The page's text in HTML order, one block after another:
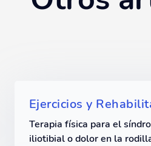
Ejercicios y
Terapia física para el
iliotibial o dolor en la